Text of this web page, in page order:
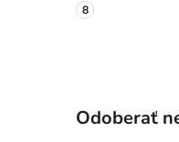
Odoberať